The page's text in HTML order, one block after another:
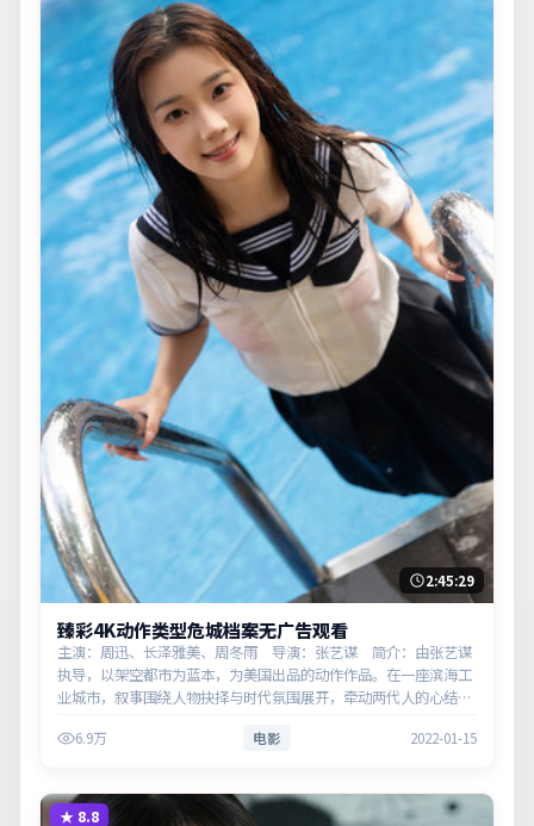
2:45:29
臻彩4K动作类型危城档案无广告观看
主演：周迅、长泽雅美、周冬雨 导演：张艺谋 简介：由张艺谋
执导，以架空都市为蓝本，为美国出品的动作作品。在一座滨海工
业城市，叙事围绕人物抉择与时代氛围展开，牵动两代人的心结与
6.9万 电影 2022-01-15
★ 8.8